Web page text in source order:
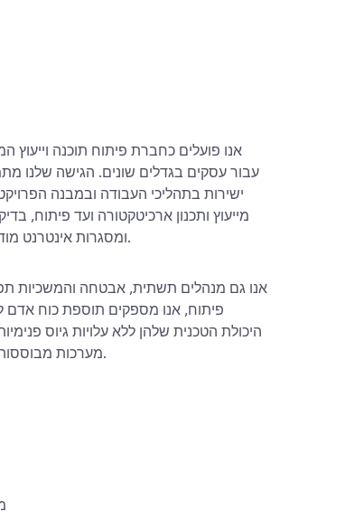
עבור עסקים בגדלים שונים. הגישה שלנו
ישירות בתהליכי העבודה ובמבנה
מייעוץ ותכנון ארכיטקטורה ועד פיתוח,
backend ו-frontend, כולל Python, .NET, Java, Node.js ומסגרות אינטרנט מודרניות.
אנו גם מנהלים תשתית, אבטחה והמשכיות
פיתוח, אנו מספקים תוספת כוח אדם
היכולת הטכנית שלהן ללא עלויות גיוס
ארגוניות, מוצרי SaaS, מערכות מבוססות נתונים ויישומים עסקיים מותאמים אישית.